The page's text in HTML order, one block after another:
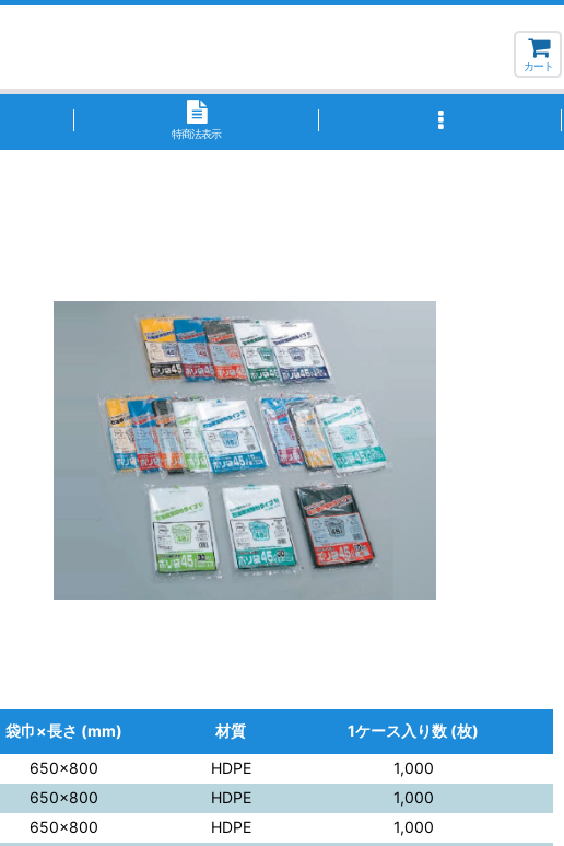
カート
特商法表示
袋巾×長さ (mm) 材質
1ケース入り数 (枚)
650×800 HDPE
1,000
650×800 HDPE
1,000
650×800 HDPE
1,000